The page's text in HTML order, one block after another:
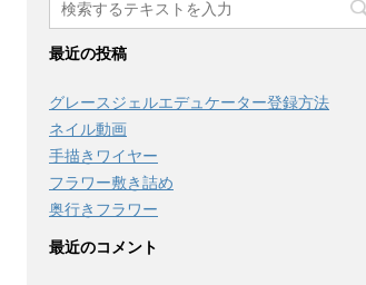
最近の投稿
グレースジェルエデュケーター登録方法
ネイル動画
手描きワイヤー
フラワー敷き詰め
奥行きフラワー
最近のコメント